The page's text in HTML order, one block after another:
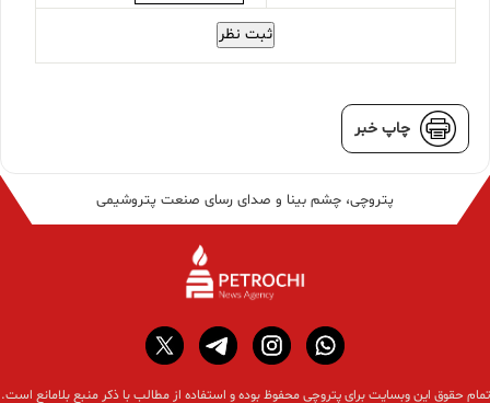
ثبت نظر
چاپ خبر
پتروچی، چشم بینا و صدای رسای صنعت پتروشیمی
تمام حقوق این وبسایت برای پتروچی محفوظ بوده و استفاده از مطالب با ذکر منبع بلامانع است.